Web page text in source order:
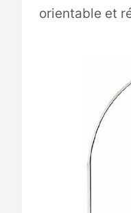
orientable et